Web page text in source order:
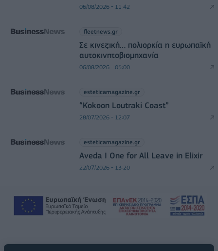
06/08/2026 - 11:42
fleetnews.gr
Σε κινεζική… πολιορκία η ευρωπαϊκή
αυτοκινητοβιομηχανία
06/08/2026 - 05:00
esteticamagazine.gr
“Kokoon Loutraki Coast”
28/07/2026 - 12:07
esteticamagazine.gr
Aveda I One for All Leave in Elixir
22/07/2026 - 13:20